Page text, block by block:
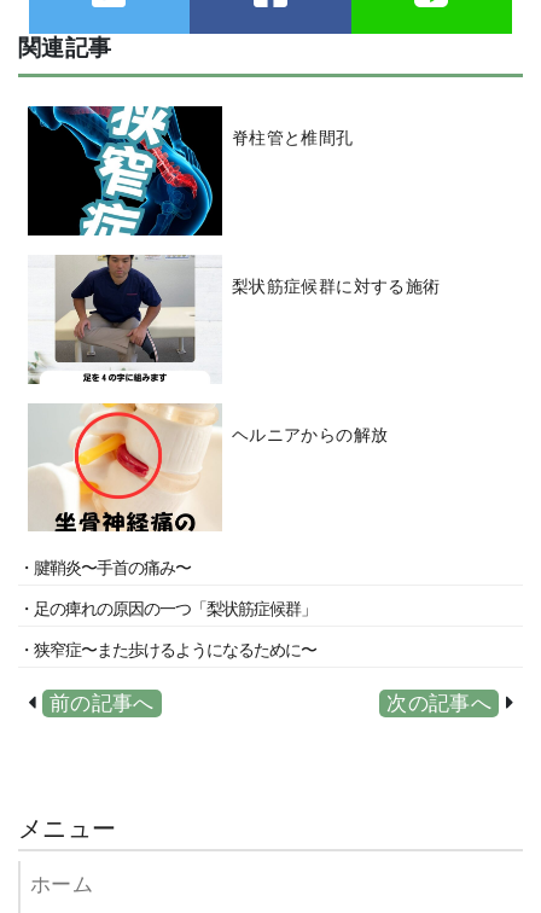
関連記事
脊柱管と椎間孔
梨状筋症候群に対する施術
ヘルニアからの解放
・腱鞘炎〜手首の痛み〜
・足の痺れの原因の一つ「梨状筋症候群」
・狭窄症〜また歩けるようになるために〜
前の記事へ 次の記事へ
メニュー
ホーム